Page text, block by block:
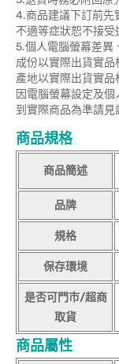
4.商品建議下訂前先
不適等症狀恕不接受
5.個人電腦螢幕差異
成份以實際出貨實品
產地以實際出貨實品
因電腦螢幕設定及
到實際商品為準請見
商品規格
商品簡述
品牌
規格
保存環境
是否可門市/超商
取貨
商品屬性